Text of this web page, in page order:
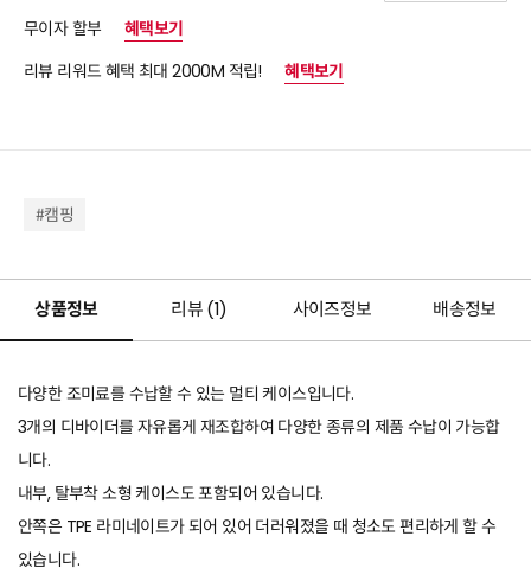
무이자 할부
혜택보기
리뷰 리워드 혜택 최대 2000M 적립!
혜택보기
#캠핑
상품정보 리뷰 (1) 사이즈정보 배송정보
다양한 조미료를 수납할 수 있는 멀티 케이스입니다.
3개의 디바이더를 자유롭게 재조합하여 다양한 종류의 제품 수납이 가능합
니다.
내부, 탈부착 소형 케이스도 포함되어 있습니다.
안쪽은 TPE 라미네이트가 되어 있어 더러워졌을 때 청소도 편리하게 할 수
있습니다.